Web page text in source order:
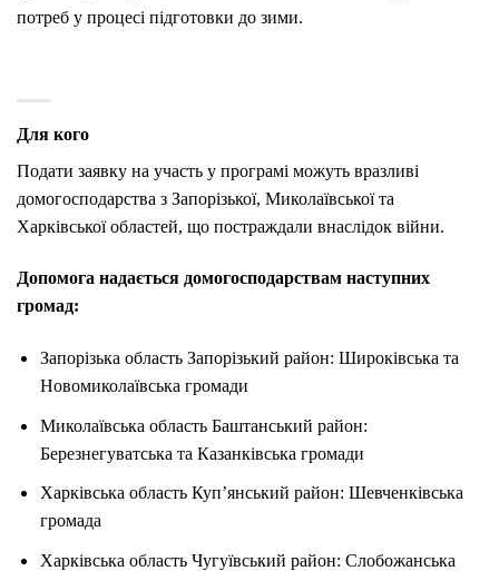
потреб у процесі підготовки до зими.
Для кого
Подати заявку на участь у програмі можуть вразливі
домогосподарства з Запорізької, Миколаївської та
Харківської областей, що постраждали внаслідок війни.
Допомога надається домогосподарствам наступних
громад:
Запорізька область Запорізький район: Широківська та
Новомиколаївська громади
Миколаївська область Баштанський район:
Березнегуватська та Казанківська громади
Харківська область Куп’янський район: Шевченківська
громада
Харківська область Чугуївський район: Слобожанська